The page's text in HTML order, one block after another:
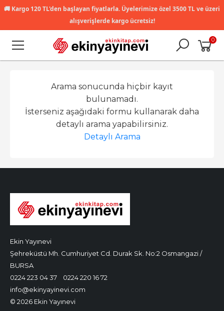
🚚 Kargo 120 TL'den başlayan fiyatlarla. Üyelerimize özel 3500 TL ve üzeri
alışverişlerde kargo ücretsiz!
0
Arama sonucunda hiçbir kayıt
bulunamadı.
İsterseniz aşağıdaki formu kullanarak daha
detaylı arama yapabilirsiniz.
Detaylı Arama
Ekin Yayınevi
Şehreküstü Mh. Cumhuriyet Cd. Durak Sk. No:2 Osmangazi /
BURSA
0224 223 04 37
0224 220 16 72
info@ekinyayinevi.com
© 2026 Ekin Yayınevi